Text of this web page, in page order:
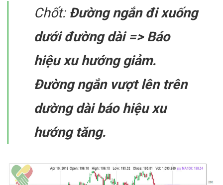
Chốt: Đường ngắn đi xuống
dưới đường dài => Báo
hiệu xu hướng giảm.
Đường ngắn vượt lên trên
dường dài báo hiệu xu
hướng tăng.